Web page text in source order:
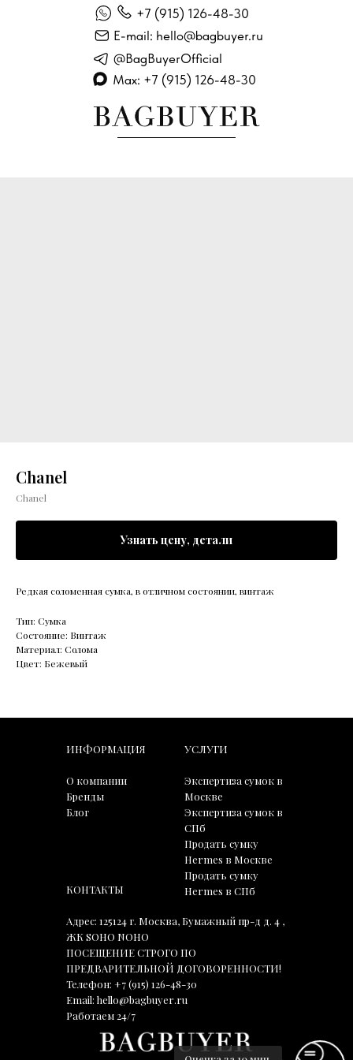
E-mail: hello@bagbuyer.ru
+7 (915) 126-48-30
@BagBuyerOfficial
Max: +7 (915) 126-48-30
Chanel
Chanel
Узнать цену, детали
Редкая соломенная сумка, в отличном состоянии, винтаж
Тип: Сумка
Состояние: Винтаж
Материал: Солома
Цвет: Бежевый
ИНФОРМАЦИЯ
О компании
Бренды
Блог
УСЛУГИ
Экспертиза сумок в
Москве
Экспертиза сумок в
СПб
Продать сумку
Hermes в Москве
Продать сумку
Hermes в СПб
КОНТАКТЫ
Адрес: 125124 г. Москва, Бумажный пр-д д. 4 ,
ЖК SOHO NOHO
ПОСЕЩЕНИЕ СТРОГО ПО
ПРЕДВАРИТЕЛЬНОЙ ДОГОВОРЕННОСТИ!
Телефон: +7 (915) 126-48-30
Email: hello@bagbuyer.ru
Работаем 24/7